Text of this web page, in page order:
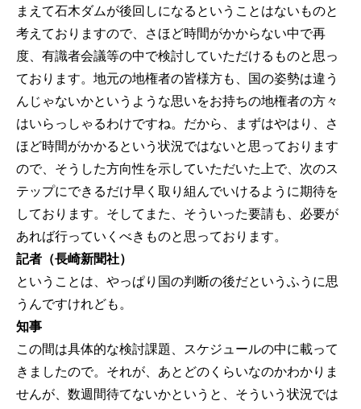
まえて石木ダムが後回しになるということはないものと
考えておりますので、さほど時間がかからない中で再
度、有識者会議等の中で検討していただけるものと思っ
ております。地元の地権者の皆様方も、国の姿勢は違う
んじゃないかというような思いをお持ちの地権者の方々
はいらっしゃるわけですね。だから、まずはやはり、さ
ほど時間がかかるという状況ではないと思っております
ので、そうした方向性を示していただいた上で、次のス
テップにできるだけ早く取り組んでいけるように期待を
しております。そしてまた、そういった要請も、必要が
あれば行っていくべきものと思っております。
記者（長崎新聞社）
ということは、やっぱり国の判断の後だというふうに思
うんですけれども。
知事
この間は具体的な検討課題、スケジュールの中に載って
きましたので。それが、あとどのくらいなのかわかりま
せんが、数週間待てないかというと、そういう状況では